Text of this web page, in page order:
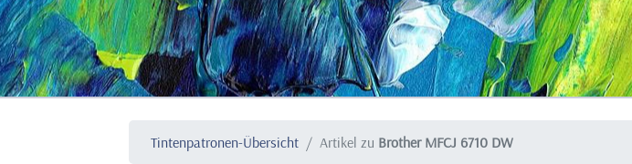
Tintenpatronen-Übersicht Artikel zu Brother MFCJ 6710 DW